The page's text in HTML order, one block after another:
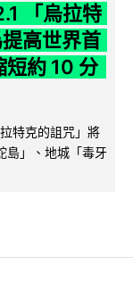
「烏拉特
高世界首
短約 10 分
特克的詛咒」將
島」、地城「毒牙